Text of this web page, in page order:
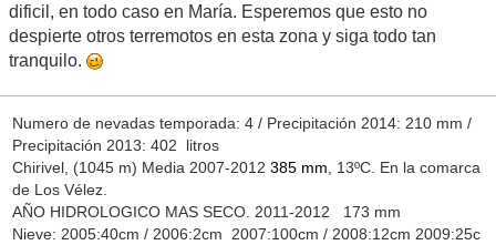
dificil, en todo caso en María. Esperemos que esto no
despierte otros terremotos en esta zona y siga todo tan
tranquilo.
Numero de nevadas temporada: 4 / Precipitación 2014: 210 mm /
Precipitación 2013: 402 litros
Chirivel, (1045 m) Media 2007-2012 385 mm, 13ºC. En la comarca
de Los Vélez.
AÑO HIDROLOGICO MAS SECO. 2011-2012 173 mm
Nieve: 2005:40cm / 2006:2cm 2007:100cm / 2008:12cm 2009:25c